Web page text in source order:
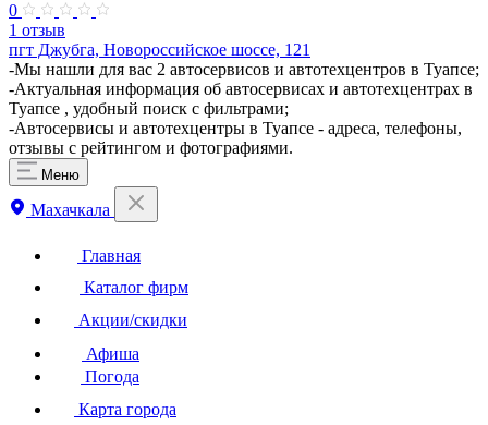
0
1 отзыв
пгт Джубга, Новороссийское шоссе, 121
-Мы нашли для вас 2 автосервисов и автотехцентров в Туапсе;
-Актуальная информация об автосервисах и автотехцентрах в
Туапсе , удобный поиск с фильтрами;
-Автосервисы и автотехцентры в Туапсе - адреса, телефоны,
отзывы с рейтингом и фотографиями.
Меню
Махачкала
Главная
Каталог фирм
Акции/скидки
Афиша
Погода
Карта города